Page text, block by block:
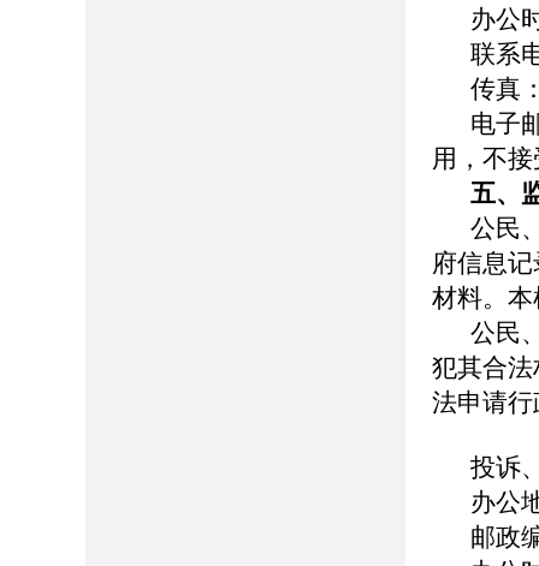
办公
联系
传真
电子
用，不
五、
公民
府信息
材料。
公民
犯其合
法申请
投诉
办公
邮政